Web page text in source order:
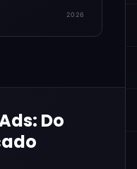
2026
Do